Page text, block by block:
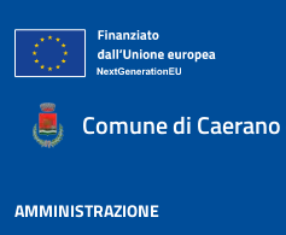
Comune di
AMMINISTRAZIONE